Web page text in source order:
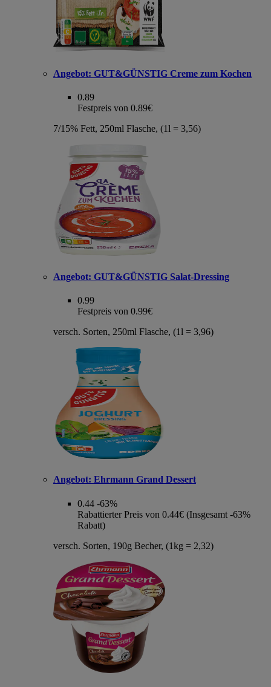
Angebot: GUT&GÜNSTIG Creme zum Kochen
0.89
Festpreis von 0.89€
7/15% Fett, 250ml Flasche, (1l = 3,56)
Angebot: GUT&GÜNSTIG Salat-Dressing
0.99
Festpreis von 0.99€
versch. Sorten, 250ml Flasche, (1l = 3,96)
Angebot: Ehrmann Grand Dessert
0.44 -63%
Rabattierter Preis von 0.44€ (Insgesamt -63%
Rabatt)
versch. Sorten, 190g Becher, (1kg = 2,32)